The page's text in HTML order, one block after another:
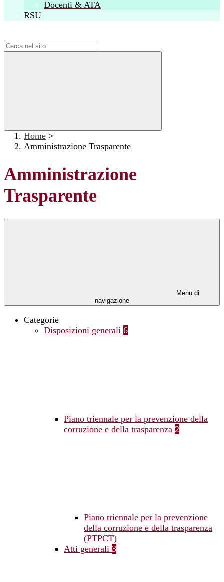
Docenti & ATA
RSU
Home >
Amministrazione Trasparente
Amministrazione
Trasparente
Menu di
navigazione
Categorie
Disposizioni generali 6
Piano triennale per la prevenzione della
corruzione e della trasparenza 2
Piano triennale per la prevenzione
della corruzione e della trasparenza
(PTPCT)
Atti generali 3